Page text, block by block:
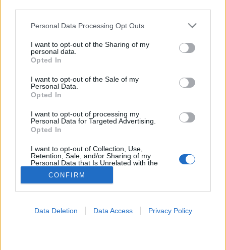
Please note that this website/app uses one or more Google
not limited to your visit or usage behaviour. You may click to
grant or deny consent to Google and its third-party tags to
use your data for below specified purposes in below Google
consent section.
Personal Data Processing Opt Outs
I want to opt-out of the Sharing of my
personal data.
Opted In
I want to opt-out of the Sale of my
Personal Data.
Opted In
I want to opt-out of processing my
Personal Data for Targeted Advertising.
Opted In
I want to opt-out of Collection, Use,
Retention, Sale, and/or Sharing of my
Personal Data that Is Unrelated with the
Purposes for which it was collected.
Opted Out
CONFIRM
Data Deletion Data Access Privacy Policy